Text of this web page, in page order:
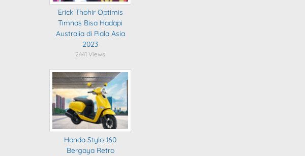
Erick Thohir Optimis
Timnas Bisa Hadapi
Australia di Piala Asia
2023
2441 Views
Honda Stylo 160
Bergaya Retro